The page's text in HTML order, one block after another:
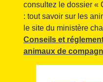
consultez le dossier «
: tout savoir sur les
le site du ministère
Conseils et
animaux de